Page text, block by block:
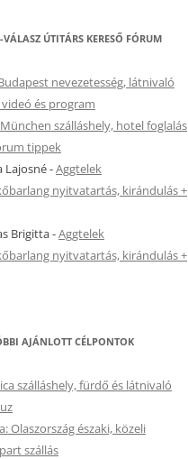
VÁLASZ ÚTITÁRS KERESŐ FÓRUM
nevezetesség, látnivaló
és program
München szálláshely, hotel foglalás
tippek
Lajosné-Aggtelek
nyitvatartás, kirándulás +
Brigitta-Aggtelek
nyitvatartás, kirándulás +
AJÁNLOTT CÉLPONTOK
szálláshely, fürdő és látnivaló
Olaszország északi, közeli
szállás